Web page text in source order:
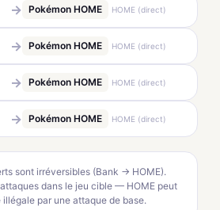
→ Pokémon HOME HOME (direct)
→ Pokémon HOME HOME (direct)
→ Pokémon HOME HOME (direct)
→ Pokémon HOME HOME (direct)
sont irréversibles (Bank → HOME).
dans le jeu cible — HOME peut
par une attaque de base.